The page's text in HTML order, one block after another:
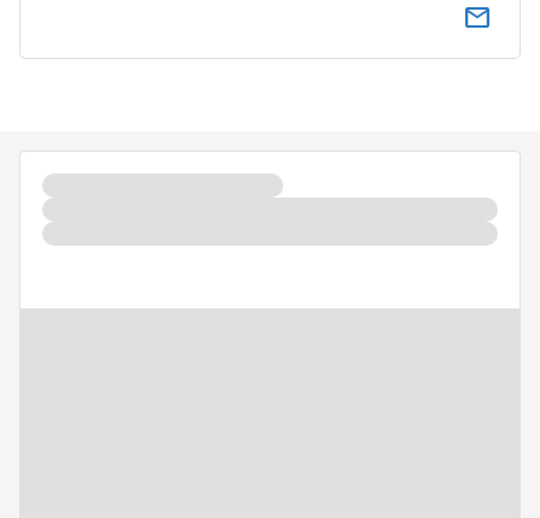
email